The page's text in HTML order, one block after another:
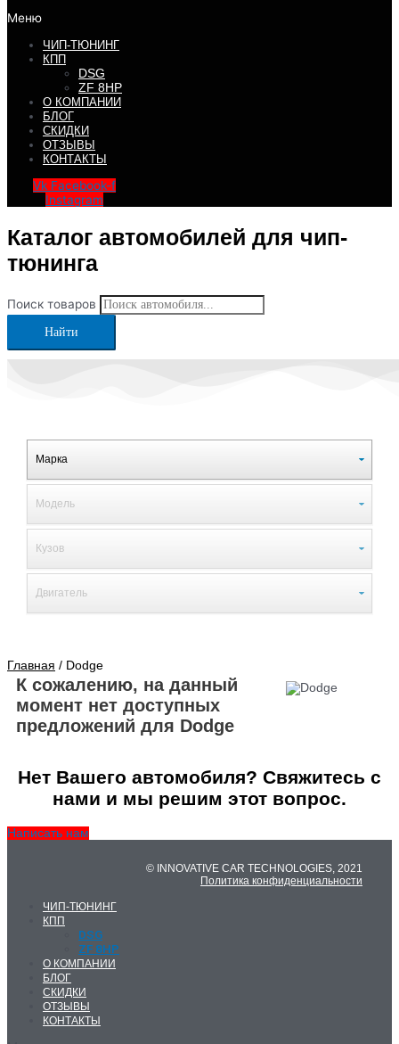
Меню
ЧИП-ТЮНИНГ
КПП
DSG
ZF 8HP
О КОМПАНИИ
БЛОГ
СКИДКИ
ОТЗЫВЫ
КОНТАКТЫ
Vk Facebook-f
Instagram
Каталог автомобилей для чип-
тюнинга
Поиск товаров
Найти
Главная / Dodge
К сожалению, на данный
момент нет доступных
предложений для Dodge
Нет Вашего автомобиля? Свяжитесь с
нами и мы решим этот вопрос.
Написать нам
© INNOVATIVE CAR TECHNOLOGIES, 2021
Политика конфиденциальности
ЧИП-ТЮНИНГ
КПП
DSG
ZF 8HP
О КОМПАНИИ
БЛОГ
СКИДКИ
ОТЗЫВЫ
КОНТАКТЫ